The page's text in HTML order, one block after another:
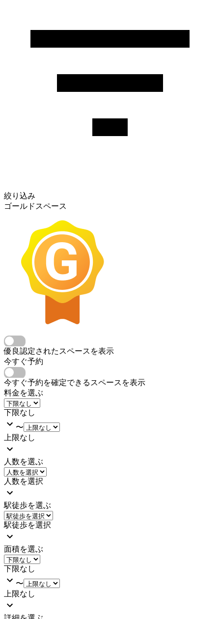
絞り込み
ゴールドスペース
優良認定されたスペースを表示
今すぐ予約
今すぐ予約を確定できるスペースを表示
料金を選ぶ
下限なし
〜
上限なし
人数を選ぶ
人数を選択
駅徒歩を選ぶ
駅徒歩を選択
面積を選ぶ
下限なし
〜
上限なし